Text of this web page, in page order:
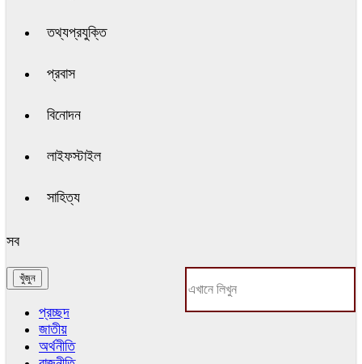
তথ্যপ্রযুক্তি
প্রবাস
বিনোদন
লাইফস্টাইল
সাহিত্য
সব
প্রচ্ছদ
জাতীয়
অর্থনীতি